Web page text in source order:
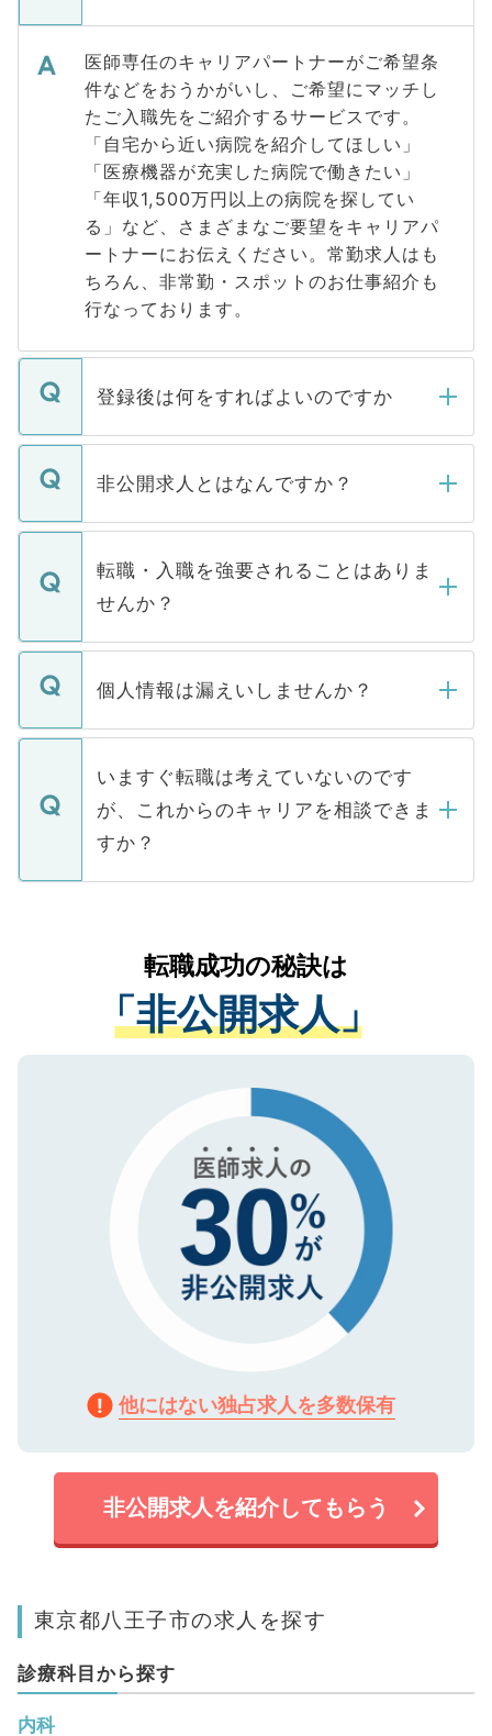
医師専任のキャリアパートナーがご希望条
件などをおうかがいし、ご希望にマッチし
たご入職先をご紹介するサービスです。
「自宅から近い病院を紹介してほしい」
「医療機器が充実した病院で働きたい」
「年収1,500万円以上の病院を探してい
る」など、さまざまなご要望をキャリアパ
ートナーにお伝えください。常勤求人はも
ちろん、非常勤・スポットのお仕事紹介も
行なっております。
登録後は何をすればよいのですか
ご登録いただきましたら、弊社担当者がご
登録内容を確認し、その後メールもしくは
ます。通常、5営業日以内にはご連絡をせて
いただきますので、しばらくお待ちくださ
非公開求人とはなんですか？
マイナビDOCTORで取り扱っている求人の
うち約3割は、Webサイトからご覧いただ
けない「非公開求人」です。非公開求人は
下記の理由によって、一般には公開してい
ません。
■応募殺到を避けるため 人気のある医療機
関を公にしてしまうと、応募が殺到する場
に、医療機関が求める条件に合った人材の
みを人材紹介会社に依頼するケースが増え
ています。
転職・入職を強要されることはありま
せんか？
転職・入職を強要することは一切ありませ
ん。また、仮に応募先から内定をいただい
定を承諾する必要はありません。内定先へ
の辞退の連絡はキャリアパートナーが行い
個人情報は漏えいしませんか？
個人情報が漏えいすることはありませんの
で、ご安心ください。当サイトからの登録
などで収集したご登録者様の個人情報は、
ご本人のキャリアアップおよび転職活動の
支援を目的に使用いたします。お預かりし
ているすべての個人データはご本人の許可
は、個人情報の取り扱いについての厳密な
管理基準を満たした事業者のみに付与され
る、プライバシーマークを取得済みです。
で、機密保持に関してもご安心ください。
いますぐ転職は考えていないのです
が、これからのキャリアを相談できま
すか？
かがいして、現在の医療機関の状況や紹介
経験をまじえながら、適切なアドバイスを
させていただきます。すぐにご転職をされ
ない方には、長期的なサポートが可能です
ので、まずはご登録ください。
転職成功の秘訣は
「非公開求人」
他にはない独占求人を多数保有
非公開求人を紹介してもらう
東京都八王子市の求人を探す
診療科目から探す
内科